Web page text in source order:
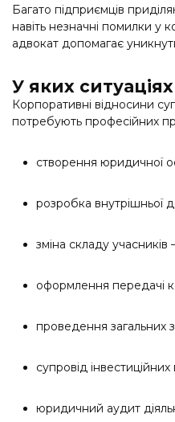
Багато підприємців
навіть незначні помилки у
адвокат допомагає
У яких
Корпоративні відносини
потребують професійних
створення юридичної
розробка внутрішньої
зміна складу
оформлення передачі
проведення загальних
супровід
юридичний аудит